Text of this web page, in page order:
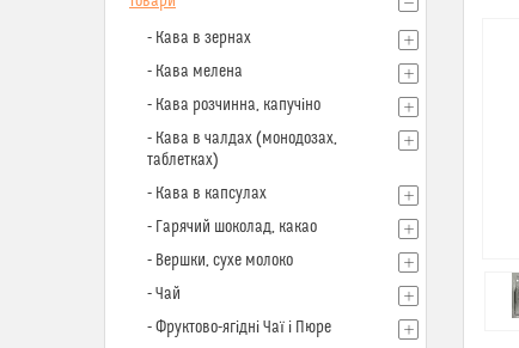
- Кава в зернах
- Кава мелена
- Кава розчинна, капучіно
- Кава в чалдах (монодозах,
таблетках)
- Кава в капсулах
- Гарячий шоколад, какао
- Вершки, сухе молоко
- Чай
- Фруктово-ягідні Чаї і Пюре